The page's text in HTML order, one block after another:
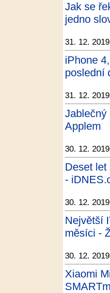
Jak se
jedno
31. 12.
iPhone
poslední
31. 12.
Jablečný
Applem
30. 12.
Deset let
-
30. 12.
Největší
měsíci -
30. 12.
Xiaomi